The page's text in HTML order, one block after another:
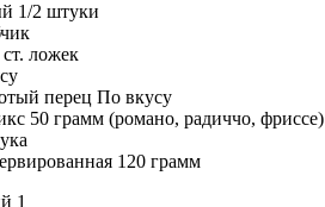
1/2 штуки
ложек
перец По вкусу
50 грамм (романо, радиччо, фриссе)
120 грамм
1